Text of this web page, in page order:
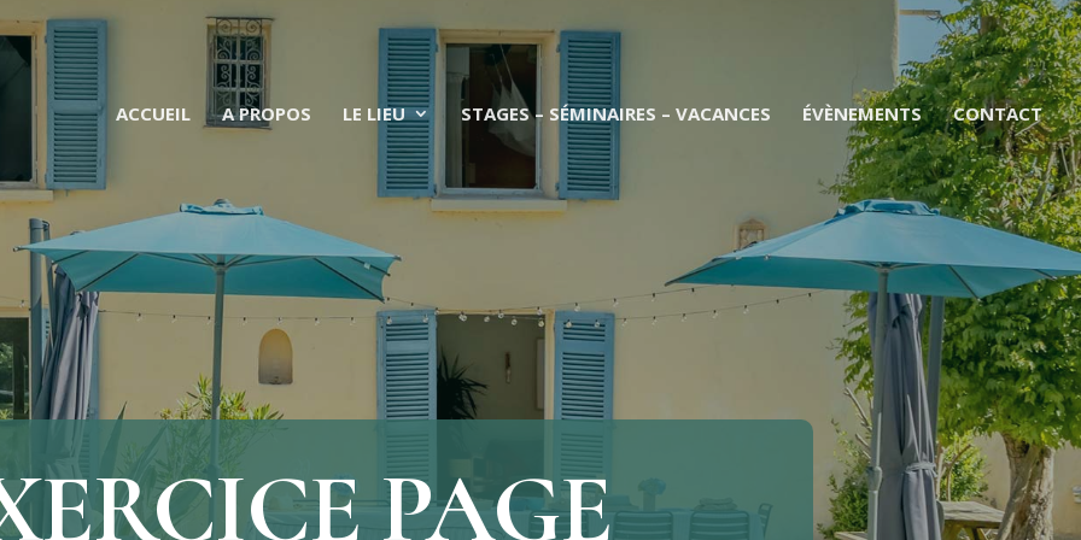
ACCUEIL A PROPOS LE LIEU STAGES – SÉMINAIRES – VACANCES ÉVÈNEMENTS CONTACT
PAGE